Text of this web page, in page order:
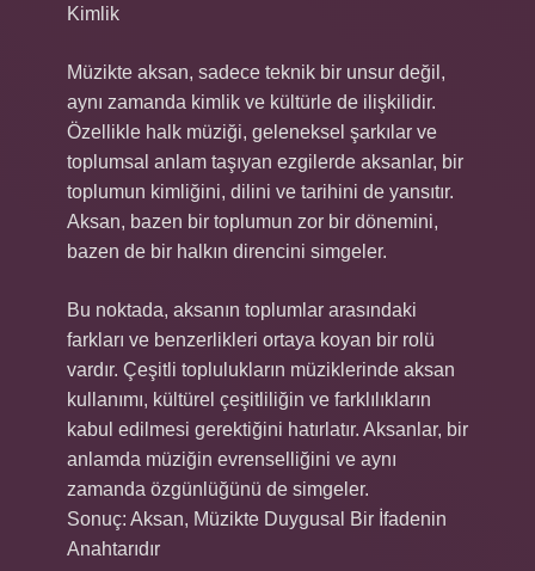
Kimlik
Müzikte aksan, sadece teknik bir unsur değil,
aynı zamanda kimlik ve kültürle de ilişkilidir.
Özellikle halk müziği, geleneksel şarkılar ve
toplumsal anlam taşıyan ezgilerde aksanlar, bir
toplumun kimliğini, dilini ve tarihini de yansıtır.
Aksan, bazen bir toplumun zor bir dönemini,
bazen de bir halkın direncini simgeler.
Bu noktada, aksanın toplumlar arasındaki
farkları ve benzerlikleri ortaya koyan bir rolü
vardır. Çeşitli toplulukların müziklerinde aksan
kullanımı, kültürel çeşitliliğin ve farklılıkların
kabul edilmesi gerektiğini hatırlatır. Aksanlar, bir
anlamda müziğin evrenselliğini ve aynı
zamanda özgünlüğünü de simgeler.
Sonuç: Aksan, Müzikte Duygusal Bir İfadenin
Anahtarıdır